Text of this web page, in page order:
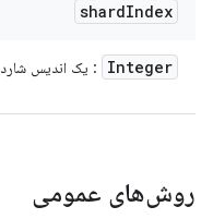
shardIndex
Integer : یک اندیس شارد
روش‌های عمومی